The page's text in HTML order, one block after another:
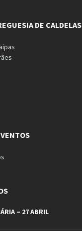
DE CALDELAS
– 27 ABRIL